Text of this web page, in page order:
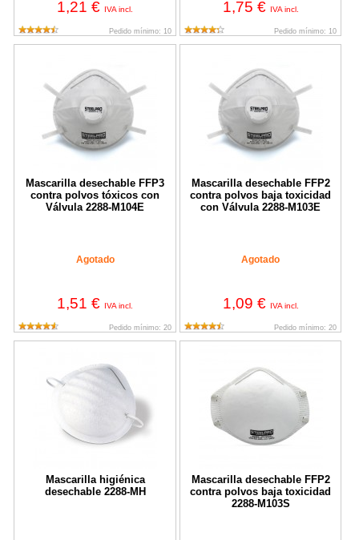
1,21 € IVA incl.
Pedido mínimo: 10
1,75 € IVA incl.
Pedido mínimo: 10
Mascarilla desechable FFP3
contra polvos tóxicos con
Válvula 2288-M104E
Agotado
1,51 € IVA incl.
Pedido mínimo: 20
Mascarilla desechable FFP2
contra polvos baja toxicidad
con Válvula 2288-M103E
Agotado
1,09 € IVA incl.
Pedido mínimo: 20
Mascarilla higiénica
desechable 2288-MH
Mascarilla desechable FFP2
contra polvos baja toxicidad
2288-M103S